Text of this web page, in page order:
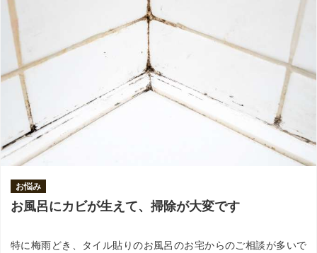
お悩み
お風呂にカビが生えて、掃除が大変です
特に梅雨どき、タイル貼りのお風呂のお宅からのご相談が多いで